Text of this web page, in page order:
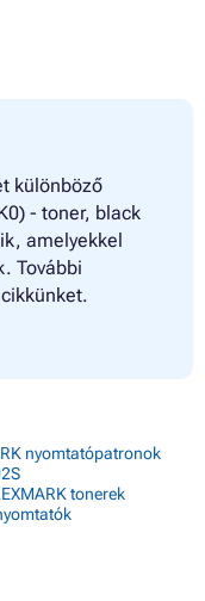
különböző
- toner, black
amelyekkel
További
nyomtatópatronok
tonerek